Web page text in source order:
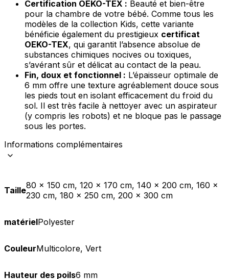
Certification OEKO-TEX : Beauté et bien-être
pour la chambre de votre bébé. Comme tous les
modèles de la collection Kids, cette variante
bénéficie également du prestigieux certificat
OEKO-TEX, qui garantit l’absence absolue de
substances chimiques nocives ou toxiques,
s’avérant sûr et délicat au contact de la peau.
Fin, doux et fonctionnel : L’épaisseur optimale de
6 mm offre une texture agréablement douce sous
les pieds tout en isolant efficacement du froid du
sol. Il est très facile à nettoyer avec un aspirateur
(y compris les robots) et ne bloque pas le passage
sous les portes.
Informations complémentaires
Taille80 x 150 cm, 120 x 170 cm, 140 x 200 cm, 160 x
230 cm, 180 x 250 cm, 200 x 300 cm
matérielPolyester
CouleurMulticolore, Vert
Hauteur des poils6 mm